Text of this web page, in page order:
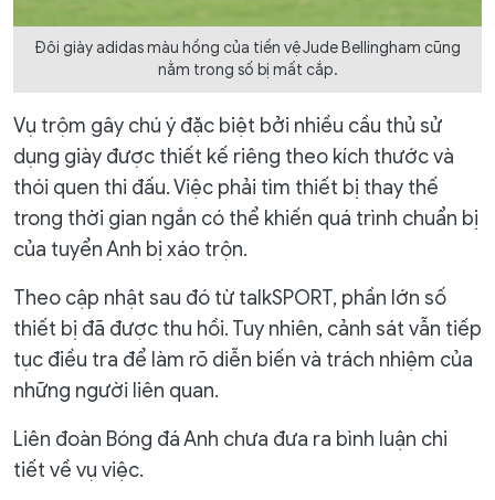
Đôi giày adidas màu hồng của tiền vệ Jude Bellingham cũng
nằm trong số bị mất cắp.
Vụ trộm gây chú ý đặc biệt bởi nhiều cầu thủ sử
dụng giày được thiết kế riêng theo kích thước và
thói quen thi đấu. Việc phải tìm thiết bị thay thế
trong thời gian ngắn có thể khiến quá trình chuẩn bị
của tuyển Anh bị xáo trộn.
Theo cập nhật sau đó từ talkSPORT, phần lớn số
thiết bị đã được thu hồi. Tuy nhiên, cảnh sát vẫn tiếp
tục điều tra để làm rõ diễn biến và trách nhiệm của
những người liên quan.
Liên đoàn Bóng đá Anh chưa đưa ra bình luận chi
tiết về vụ việc.